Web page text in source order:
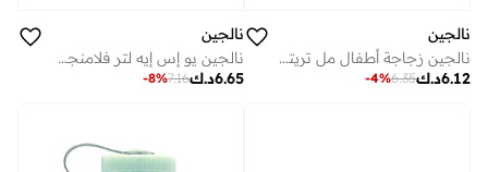
نالجين
نالجين زجاجة أطفال مل تريتان رينيو بطبعة قوس قزح مخطط الحمار الوحشي المحدودة
د.ك6.12
6.35
-4%
نالجين
نالجين يو إس إيه لتر فلامنجو سستاين
د.ك6.65
7.16
-8%